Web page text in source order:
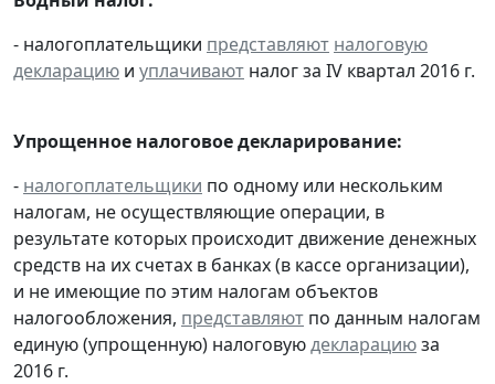
- налогоплательщики представляют налоговую
декларацию и уплачивают налог за IV квартал 2016 г.
Упрощенное налоговое декларирование:
- налогоплательщики по одному или нескольким
налогам, не осуществляющие операции, в
результате которых происходит движение денежных
средств на их счетах в банках (в кассе организации),
и не имеющие по этим налогам объектов
налогообложения, представляют по данным налогам
единую (упрощенную) налоговуюдекларациюза
2016 г.